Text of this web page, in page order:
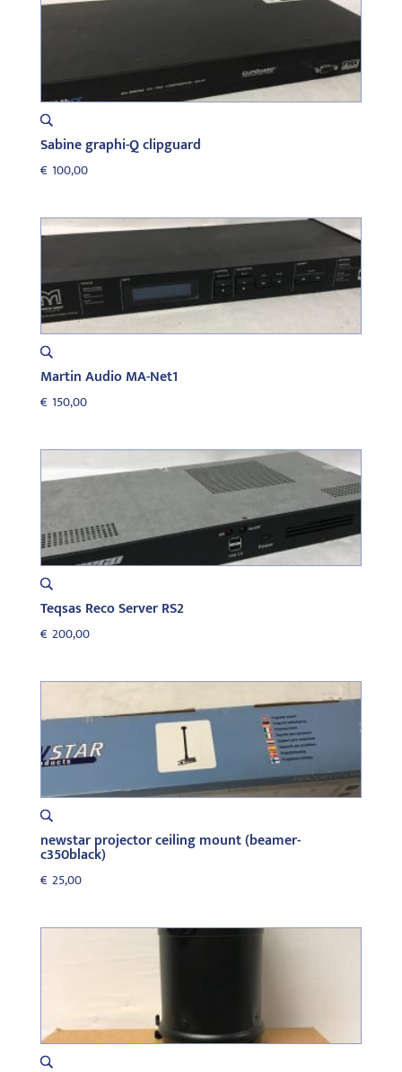
Sabine graphi-Q clipguard
€ 100,00
Martin Audio MA-Net1
€ 150,00
Teqsas Reco Server RS2
€ 200,00
newstar projector ceiling mount (beamer-
c350black)
€ 25,00